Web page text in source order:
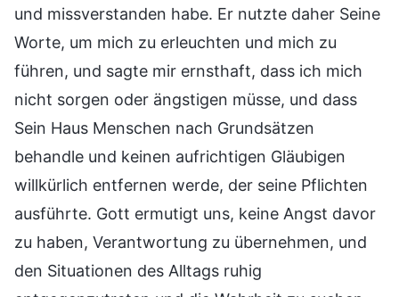
und missverstanden habe. Er nutzte daher Seine
Worte, um mich zu erleuchten und mich zu
führen, und sagte mir ernsthaft, dass ich mich
nicht sorgen oder ängstigen müsse, und dass
Sein Haus Menschen nach Grundsätzen
behandle und keinen aufrichtigen Gläubigen
willkürlich entfernen werde, der seine Pflichten
ausführte. Gott ermutigt uns, keine Angst davor
zu haben, Verantwortung zu übernehmen, und
den Situationen des Alltags ruhig